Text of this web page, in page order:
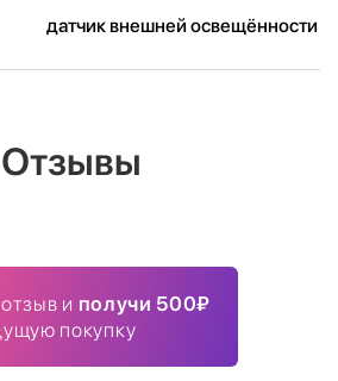
датчик внешней освещённости
Отзывы
и получи 500₽
покупку